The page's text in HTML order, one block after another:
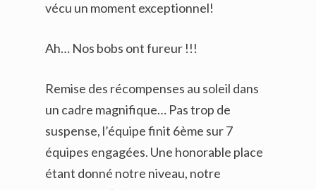
vécu un moment exceptionnel!
Ah… Nos bobs ont fureur !!!
Remise des récompenses au soleil dans
un cadre magnifique… Pas trop de
suspense, l’équipe finit 6ème sur 7
équipes engagées. Une honorable place
étant donné notre niveau, notre